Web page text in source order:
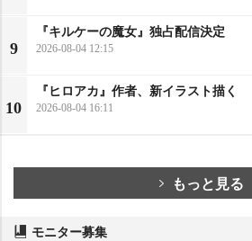
9
『キルケーの魔女』独占配信決定
2026-08-04 12:15
10
『ヒロアカ』作者、新イラスト描く
2026-08-04 16:11
もっと見る
モニター募集